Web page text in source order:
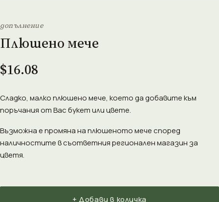
допълнение
Плюшено мече
$16.08
Сладко, малко плюшено мече, което да добавите към
поръчания от Вас букет или цвете.
Възможна е промяна на плюшеното мече според
наличностите в съответния регионален магазин за
цветя.
+ Добави в количка